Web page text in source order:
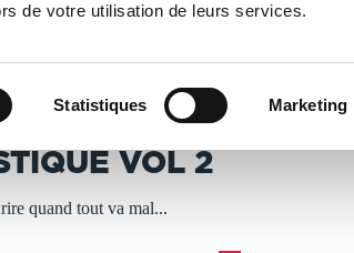
de votre utilisation de leurs services.
Statistiques Marketing
- DÉLAI ACTUEL : 3 À 5
VOL 2
quand tout va mal...